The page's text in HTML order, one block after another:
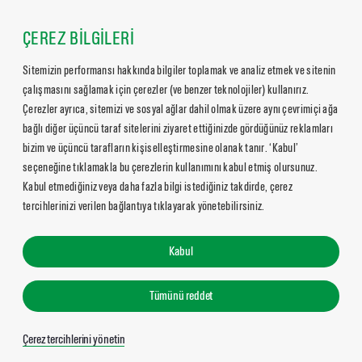
ÇEREZ BİLGİLERİ
Sitemizin performansı hakkında bilgiler toplamak ve analiz etmek ve sitenin
çalışmasını sağlamak için çerezler (ve benzer teknolojiler) kullanırız.
Çerezler ayrıca, sitemizi ve sosyal ağlar dahil olmak üzere aynı çevrimiçi ağa
bağlı diğer üçüncü taraf sitelerini ziyaret ettiğinizde gördüğünüz reklamları
bizim ve üçüncü tarafların kişiselleştirmesine olanak tanır. ‘Kabul’
seçeneğine tıklamakla bu çerezlerin kullanımını kabul etmiş olursunuz.
Kabul etmediğiniz veya daha fazla bilgi istediğiniz takdirde, çerez
tercihlerinizi verilen bağlantıya tıklayarak yönetebilirsiniz.
Kabul
Tümünü reddet
Çerez tercihlerini yönetin